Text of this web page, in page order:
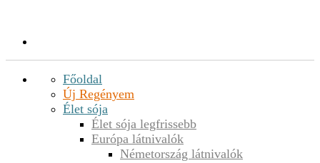
Főoldal
Új Regényem
Élet sója
Élet sója legfrissebb
Európa látnivalók
Németország látnivalók